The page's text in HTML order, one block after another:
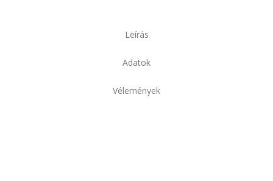
Leírás
Adatok
Vélemények